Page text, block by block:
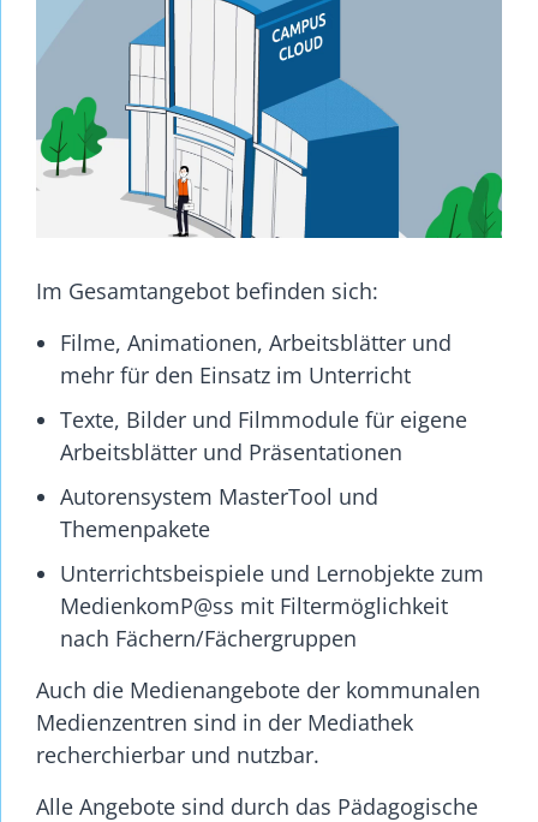
Im Gesamtangebot befinden sich:
Filme, Animationen, Arbeitsblätter und
mehr für den Einsatz im Unterricht
Texte, Bilder und Filmmodule für eigene
Arbeitsblätter und Präsentationen
Autorensystem MasterTool und
Themenpakete
Unterrichtsbeispiele und Lernobjekte zum
MedienkomP@ss mit Filtermöglichkeit
nach Fächern/Fächergruppen
Auch die Medienangebote der kommunalen
Medienzentren sind in der Mediathek
recherchierbar und nutzbar.
Alle Angebote sind durch das Pädagogische